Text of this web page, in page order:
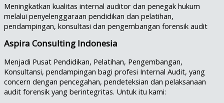
Meningkatkan kualitas internal auditor dan penegak hukum
melalui penyelenggaraan pendidikan dan pelatihan,
pendampingan, konsultasi dan pengembangan forensik audit
Aspira Consulting Indonesia
Menjadi Pusat Pendidikan, Pelatihan, Pengembangan,
Konsultansi, pendampingan bagi profesi Internal Audit, yang
concern dengan pencegahan, pendeteksian dan pelaksanaan
audit forensik yang berintegritas. Untuk itu kami: